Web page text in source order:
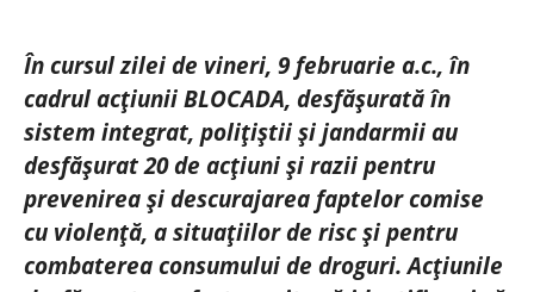
În cursul zilei de vineri, 9 februarie a.c., în
cadrul acțiunii BLOCADA, desfășurată în
sistem integrat, polițiștii și jandarmii au
desfășurat 20 de acțiuni și razii pentru
prevenirea și descurajarea faptelor comise
cu violență, a situațiilor de risc și pentru
combaterea consumului de droguri. Acțiunile